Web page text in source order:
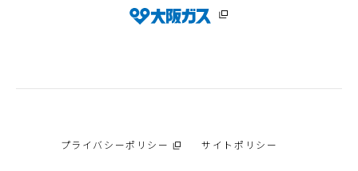
プライバシーポリシー サイトポリシー